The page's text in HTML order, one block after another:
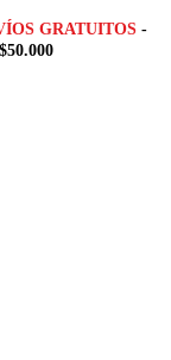
GRATUITOS -